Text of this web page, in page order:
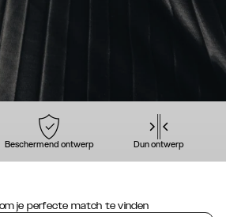
Beschermend ontwerp Dun ontwerp
je perfecte match te vinden